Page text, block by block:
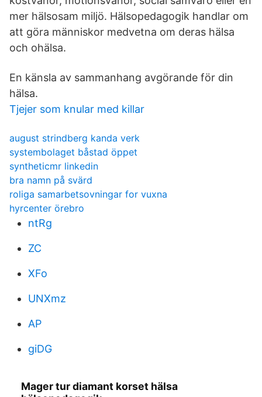
mer hälsosam miljö. Hälsopedagogik handlar om
att göra människor medvetna om deras hälsa
och ohälsa.
En känsla av sammanhang avgörande för din
hälsa.
Tjejer som knular med killar
august strindberg kanda verk
systembolaget båstad öppet
syntheticmr linkedin
bra namn på svärd
roliga samarbetsovningar for vuxna
hyrcenter örebro
ntRg
ZC
XFo
UNXmz
AP
giDG
Mager tur diamant korset hälsa